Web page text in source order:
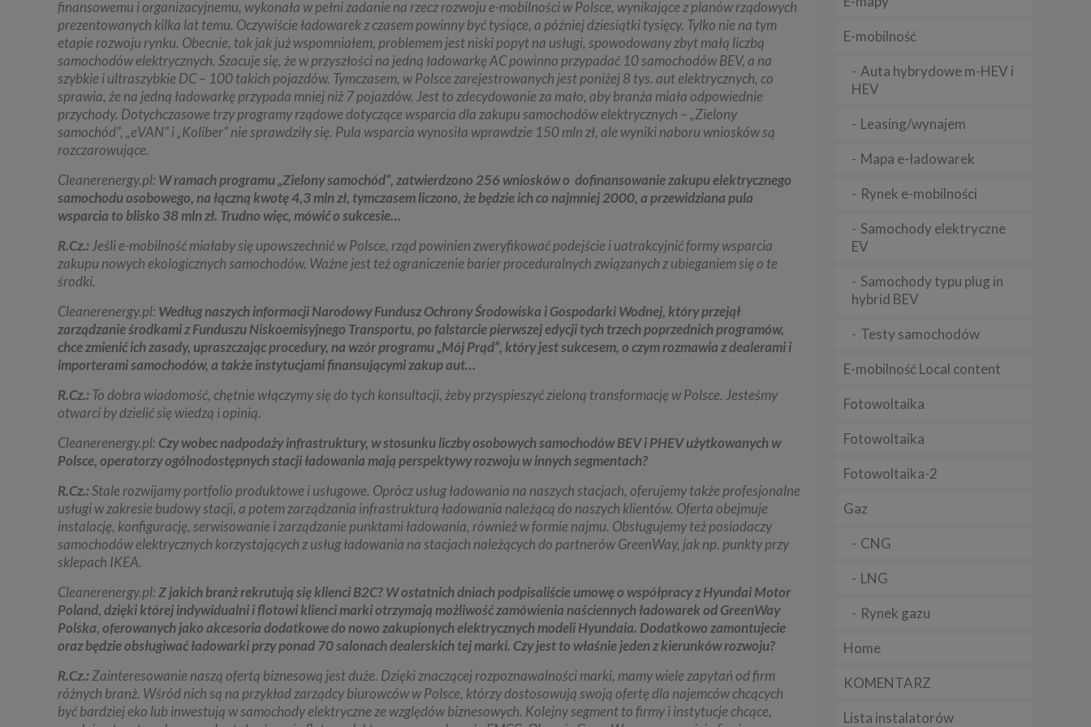
finansowemu i organizacyjnemu, wykonała w pełni zadanie na rzecz rozwoju e-mobilności w Polsce, wynikające z planów rządowych
prezentowanych kilka lat temu. Oczywiście ładowarek z czasem powinny być tysiące, a później dziesiątki tysięcy. Tylko nie na tym
etapie rozwoju rynku. Obecnie, tak jak już wspomniałem, problemem jest niski popyt na usługi, spowodowany zbyt małą liczbą
samochodów elektrycznych. Szacuje się, że w przyszłości na jedną ładowarkę AC powinno przypadać 10 samochodów BEV, a na
szybkie i ultraszybkie DC – 100 takich pojazdów. Tymczasem, w Polsce zarejestrowanych jest poniżej 8 tys. aut elektrycznych, co
sprawia, że na jedną ładowarkę przypada mniej niż 7 pojazdów. Jest to zdecydowanie za mało, aby branża miała odpowiednie
przychody. Dotychczasowe trzy programy rządowe dotyczące wsparcia dla zakupu samochodów elektrycznych – „Zielony
samochód”, „eVAN” i „Koliber” nie sprawdziły się. Pula wsparcia wynosiła wprawdzie 150 mln zł, ale wyniki naboru wniosków są
rozczarowujące.
Cleanerenergy.pl: W ramach programu „Zielony samochód”, zatwierdzono 256 wniosków o dofinansowanie zakupu elektrycznego
samochodu osobowego, na łączną kwotę 4,3 mln zł, tymczasem liczono, że będzie ich co najmniej 2000, a przewidziana pula
wsparcia to blisko 38 mln zł. Trudno więc, mówić o sukcesie…
R.Cz.: Jeśli e-mobilność miałaby się upowszechnić w Polsce, rząd powinien zweryfikować podejście i uatrakcyjnić formy wsparcia
zakupu nowych ekologicznych samochodów. Ważne jest też ograniczenie barier proceduralnych związanych z ubieganiem się o te
środki.
Cleanerenergy.pl: Według naszych informacji Narodowy Fundusz Ochrony Środowiska i Gospodarki Wodnej, który przejął
zarządzanie środkami z Funduszu Niskoemisyjnego Transportu, po falstarcie pierwszej edycji tych trzech poprzednich programów,
chce zmienić ich zasady, upraszczając procedury, na wzór programu „Mój Prąd”, który jest sukcesem, o czym rozmawia z dealerami i
importerami samochodów, a także instytucjami finansującymi zakup aut…
R.Cz.:To dobra wiadomość, chętnie włączymy się do tych konsultacji, żeby przyspieszyć zieloną transformację w Polsce. Jesteśmy
otwarci by dzielić się wiedzą i opinią.
Cleanerenergy.pl: Czy wobec nadpodaży infrastruktury, w stosunku liczby osobowych samochodów BEV i PHEV użytkowanych w
Polsce, operatorzy ogólnodostępnych stacji ładowania mają perspektywy rozwoju w innych segmentach?
R.Cz.:Stale rozwijamy portfolio produktowe i usługowe. Oprócz usług ładowania na naszych stacjach, oferujemy także profesjonalne
usługi w zakresie budowy stacji, a potem zarządzania infrastrukturą ładowania należącą do naszych klientów. Oferta obejmuje
instalację, konfigurację, serwisowanie i zarządzanie punktami ładowania, również w formie najmu. Obsługujemy też posiadaczy
samochodów elektrycznych korzystających z usług ładowania na stacjach należących do partnerów GreenWay, jak np. punkty przy
sklepach IKEA.
Cleanerenergy.pl:Z jakich branż rekrutują się klienci B2C? W ostatnich dniach podpisaliście umowę o współpracy z Hyundai Motor
Poland, dzięki której indywidualni i flotowi klienci marki otrzymają możliwość zamówienia naściennych ładowarek od GreenWay
Polska, oferowanych jako akcesoria dodatkowe do nowo zakupionych elektrycznych modeli Hyundaia. Dodatkowo zamontujecie
oraz będzie obsługiwać ładowarki przy ponad 70 salonach dealerskich tej marki. Czy jest to właśnie jeden z kierunków rozwoju?
R.Cz.:Zainteresowanie naszą ofertą biznesową jest duże. Dzięki znaczącej rozpoznawalności marki, mamy wiele zapytań od firm
różnych branż. Wśród nich są na przykład zarządcy biurowców w Polsce, którzy dostosowują swoją ofertę dla najemców chcących
być bardziej eko lub inwestują w samochody elektryczne ze względów biznesowych. Kolejny segment to firmy i instytucje chcące,
E-mobilność
Auta hybrydowe m-HEV i
HEV
Leasing/wynajem
Mapa e-ładowarek
Rynek e-mobilności
Samochody elektryczne
EV
Samochody typu plug in
hybrid BEV
Testy samochodów
E-mobilność Local content
Fotowoltaika
Fotowoltaika
Fotowoltaika-2
Gaz
CNG
LNG
Rynek gazu
Home
KOMENTARZ
Lista instalatorów
3. Zakres przetwarzanych danych
Spółka przetwarza dane, które użytkownicy podają lub udostępniają w historii przeglądania
stron i aplikacji w ramach korzystania z naszych usług (wraz ze zautomatyzowaną analizą
aktywności użytkownika na stronie).
Spółka przetwarza również dane, które użytkownik podaje w celu założenia konta lub
korzystania z usługi newslettera, tj. imię, nazwisko, adres e-mail.
4. Cel i podstawa przetwarzania danych
a) realizacji usługi w oparciu o regulamin korzystania z serwisu, jeśli użytkownik zarejestruje
swoje konto lub skorzysta z usługi newslettera (podstawa z art. 6 ust. 1 lit. b RODO),
b) dopasowania treści serwisu do zainteresowań użytkownika, a także wykrywania nadużyć
uzasadnionego interesu (podstawa z art. 6 ust. 1 lit. f RODO),
c) ewentualnego ustalenia, dochodzenia lub obrony przed roszczeniami będącego realizacją
5. Wymóg podania danych
Podanie danych w celu realizacji usług jest niezbędne do świadczenia tych usług. W razie
niepodania tych danych usługa nie będzie mogła być świadczona.
Przetwarzanie danych w pozostałych celach tj. dopasowanie treści serwisu do
niezbędne w celu zapewnienia wysokiej jakości usług. Niezebranie Twoich danych osobowych
w tych celach może uniemożliwić poprawne świadczenie usług.
W każdej chwili przysługuje Ci prawo do wniesienia sprzeciwu wobec przetwarzania Twoich
danych opisanych powyżej. Przestaniemy przetwarzać Twoje dane w tych celach, chyba że
uzasadnione podstawy, które są nadrzędne wobec Twoich interesów, praw i wolności lub
Twoje dane będą nam niezbędne do ewentualnego ustalenia, dochodzenia lub obrony
roszczeń.
W każdej chwili przysługuje Ci prawo do wniesienia sprzeciwu wobec przetwarzania Twoich
danych w celu prowadzenia marketingu bezpośredniego. Jeżeli skorzystasz z tego prawa –
7. Okres przechowywania danych
Twoje dane osobowe:
a) niezbędne do świadczenia usług, będą przechowywane przez okres, w którym usługi te
będą świadczone, oraz po zakończeniu ich świadczenia, jednak wyłącznie jeżeli jest
statystycznych, rozliczeniowych lub w celu dochodzenia roszczeń,
b) niezbędne do dostosowania treści serwisu do zainteresowań, prowadzenia marketingu
usług własnych, pomiarów statystycznych i udoskonalenia usług, będę przechowywane do
momentu wyrażenia sprzeciwu lub do czasu zakończenia korzystania przez Ciebie z usług